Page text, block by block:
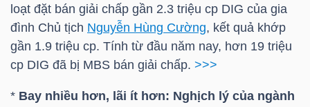
loạt đặt bán giải chấp gần 2.3 triệu cp DIG của gia
đình Chủ tịch Nguyễn Hùng Cường, kết quả khớp
gần 1.9 triệu cp. Tính từ đầu năm nay, hơn 19 triệu
cp DIG đã bị MBS bán giải chấp. >>>
* Bay nhiều hơn, lãi ít hơn: Nghịch lý của ngành
TIÊU
THIẾT